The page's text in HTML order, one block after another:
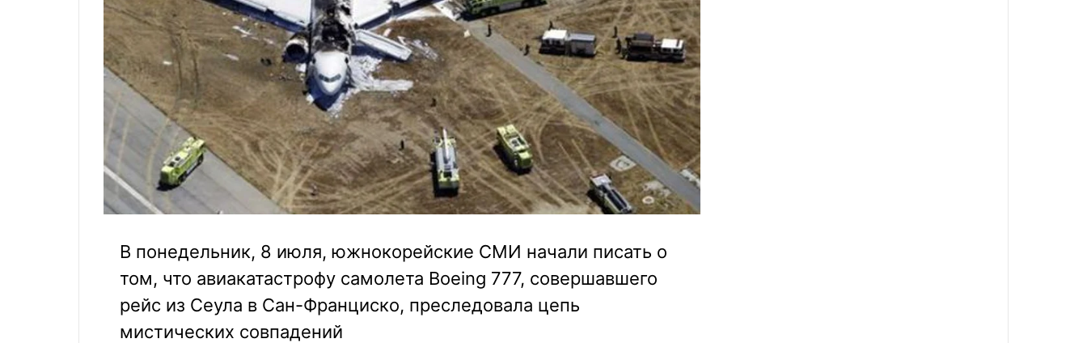
В понедельник, 8 июля, южнокорейские СМИ начали писать о
том, что авиакатастрофу самолета Boeing 777, совершавшего
рейс из Сеула в Сан-Франциско, преследовала цепь
мистических совпадений